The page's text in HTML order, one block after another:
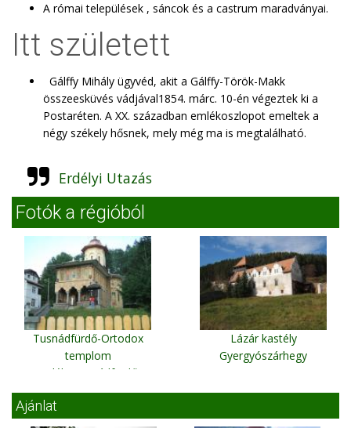
A római települések , sáncok és a castrum maradványai.
Itt született
Gálffy Mihály ügyvéd, akit a Gálffy-Török-Makk
összeesküvés vádjával1854. márc. 10-én végeztek ki a
Postaréten. A XX. században emlékoszlopot emeltek a
négy székely hősnek, mely még ma is megtalálható.
Erdélyi Utazás
Fotók a régióból
Tusnádfürdő-Ortodox
templom
Erdély-Tusnádfürdő
Lázár kastély
Gyergyószárhegy
Ajánlat